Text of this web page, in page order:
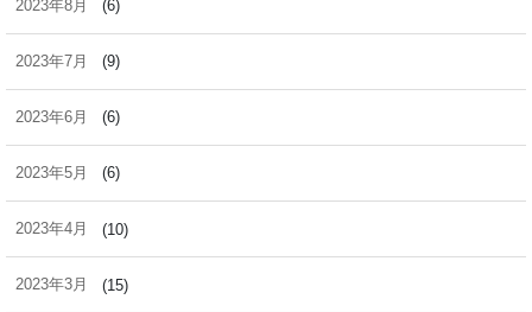
2023年8月 (6)
2023年7月 (9)
2023年6月 (6)
2023年5月 (6)
2023年4月 (10)
2023年3月 (15)